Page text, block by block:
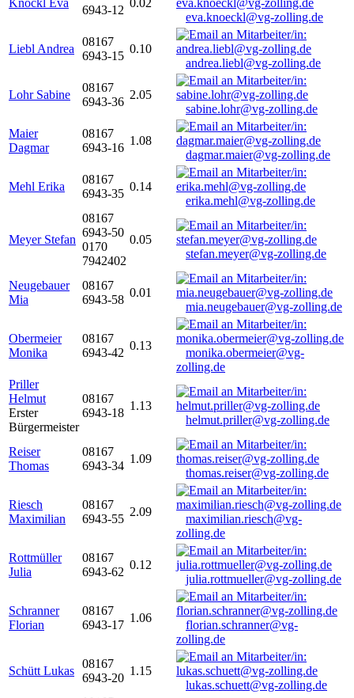
Knöckl Eva
6943-12
0.02
eva.knoeckl@vg-zolling.de
Liebl Andrea
08167
6943-15
0.10
andrea.liebl@vg-zolling.de
Lohr Sabine
08167
6943-36
2.05
sabine.lohr@vg-zolling.de
Maier
Dagmar
08167
6943-16
1.08
dagmar.maier@vg-zolling.de
Mehl Erika
08167
6943-35
0.14
erika.mehl@vg-zolling.de
Meyer Stefan
08167
6943-50
0170
7942402
0.05
stefan.meyer@vg-zolling.de
Neugebauer
Mia
08167
6943-58
0.01
mia.neugebauer@vg-zolling.de
Obermeier
Monika
08167
6943-42
0.13
monika.obermeier@vg-
zolling.de
Priller
Helmut
Erster
Bürgermeister
08167
6943-18
1.13
helmut.priller@vg-zolling.de
Reiser
Thomas
08167
6943-34
1.09
thomas.reiser@vg-zolling.de
Riesch
Maximilian
08167
6943-55
2.09
maximilian.riesch@vg-
zolling.de
Rottmüller
Julia
08167
6943-62
0.12
julia.rottmueller@vg-zolling.de
Schranner
Florian
08167
6943-17
1.06
florian.schranner@vg-
zolling.de
Schütt Lukas
08167
6943-20
1.15
lukas.schuett@vg-zolling.de